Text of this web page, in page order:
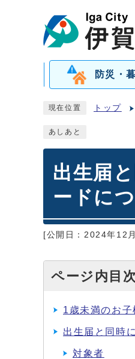
防災・
現在位置 トップ
あしあと
出生届
ードに
[公開日：2024年12
ページ内目次
1歳未満のお
出生届と同時
対象者